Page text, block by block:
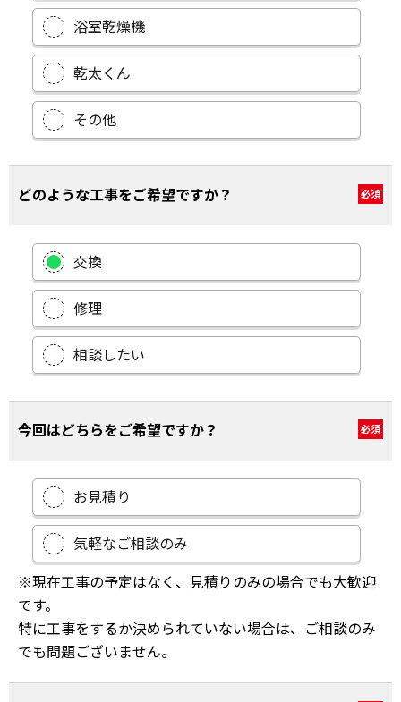
浴室乾燥機
乾太くん
その他
どのような工事をご希望ですか？ 必須
交換
修理
相談したい
今回はどちらをご希望ですか？ 必須
お見積り
気軽なご相談のみ
※現在工事の予定はなく、見積りのみの場合でも大歓迎
です。
特に工事をするか決められていない場合は、ご相談のみ
でも問題ございません。